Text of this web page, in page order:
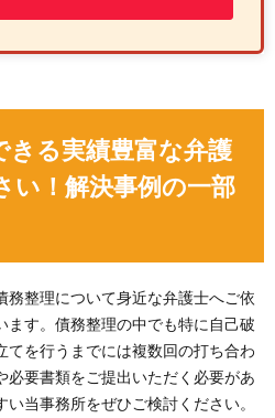
きる実績豊富な弁護
い！解決事例の一部
務整理について身近な弁護士へご依
ます。債務整理の中でも特に自己破
てを行うまでには複数回の打ち合わ
必要書類をご提出いただく必要があ
当事務所をぜひご検討ください。